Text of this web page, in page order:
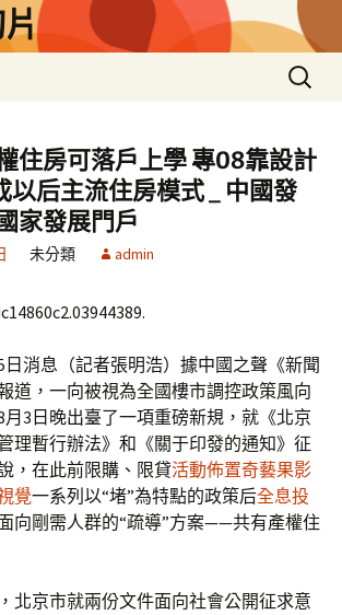
搜
尋
鍵
字:
住房可落戶上學 專08靠設計
以后主流住房模式 _ 中國發
家發展門戶
未分類 admin
日消息（記者張明浩）據中國之聲《新聞
道，一向被視為全國樓市調控政策風向
3日晚出臺了一項重磅新規，就《北京
理暫行辦法》和《關于印發的通知》征
，在此前限購、限貸活動佈置奇藝果影
覺一系列以“堵”為特點的政策后全息投
向剛需人群的“疏導”方案——共有產權住
北京市就兩份文件面向社會公開征求意